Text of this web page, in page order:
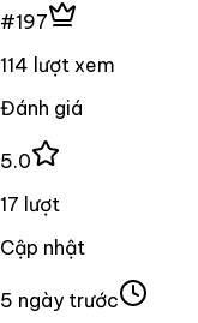
#197
114 lượt xem
Đánh giá
5.0
17 lượt
Cập nhật
5 ngày trước